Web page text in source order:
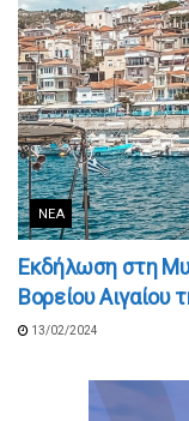
ΝΈΑ
Εκδήλωση στη
Βορείου Αιγαίου
13/02/2024